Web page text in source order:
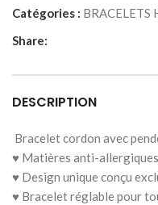
Catégories : BRACELETS
Share:
DESCRIPTION
Bracelet cordon avec
♥ Matières anti-
♥ Design unique conçu
♥ Bracelet réglable pour